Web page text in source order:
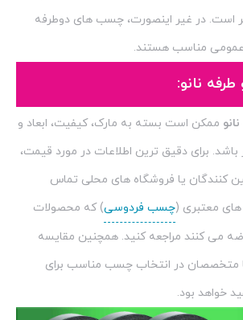
است. در غیر اینصورت، چسب های دوطرفه
مناسب هستند.
نانو:
ممکن است بسته به مارک، کیفیت، ابعاد و
باشد. برای دقیق ترین اطلاعات در مورد قیمت،
کنندگان یا فروشگاه های محلی تماس
های معتبری (چسب فردوسی) که محصولات
می کنند مراجعه کنید. همچنین مقایسه
متخصصان در انتخاب چسب مناسب برای
خواهد بود.